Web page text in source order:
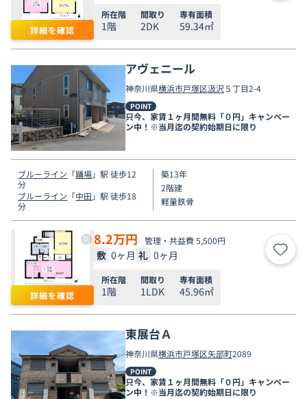
詳細を確認
所在階
1階
間取り
2DK
専有面積
59.34㎡
アヴェニール
神奈川県横浜市戸塚区汲沢５丁目2-4
POINT
只今、家賃１ヶ月間無料「０円」キャンペー
ン中！※当月迄の契約始期日に限り
ブルーライン 「踊場」駅 徒歩12
分
ブルーライン 「中田 」駅 徒歩18
分
築13年
2階建
軽量鉄骨
詳細を確認
8.2万円 管理・共益費 5,500円
敷 0ヶ月 礼 0ヶ月 お気
所在階
1階
間取り
1LDK
専有面積
45.96㎡
東展台Ａ
神奈川県横浜市戸塚区矢部町2089
POINT
只今、家賃１ヶ月間無料「０円」キャンペー
ン中！※当月迄の契約始期日に限り